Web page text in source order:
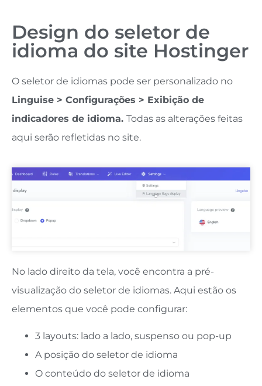
Design do seletor de
idioma do site Hostinger
O seletor de idiomas pode ser personalizado no
Linguise > Configurações > Exibição de
indicadores de idioma. Todas as alterações feitas
aqui serão refletidas no site.
No lado direito da tela, você encontra a pré-
visualização do seletor de idiomas. Aqui estão os
elementos que você pode configurar:
3 layouts: lado a lado, suspenso ou pop-up
A posição do seletor de idioma
O conteúdo do seletor de idioma